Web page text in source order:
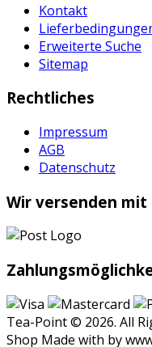
Kontakt
Erweiterte Suche
Sitemap
Rechtliches
Impressum
AGB
Datenschutz
Wir versenden mit
Tea-Point © 2026. All
Shop Made with by